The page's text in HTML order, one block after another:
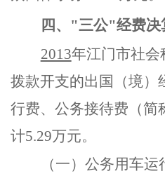
四、"三公"经费决
2013年江门市社会
拨款开支的出国（境）
行费、公务接待费（简
计5.29万元。
（一）公务用车